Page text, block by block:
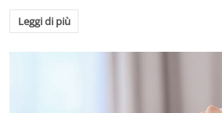
Leggi di più